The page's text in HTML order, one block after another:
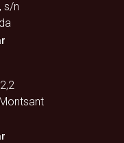
s/n